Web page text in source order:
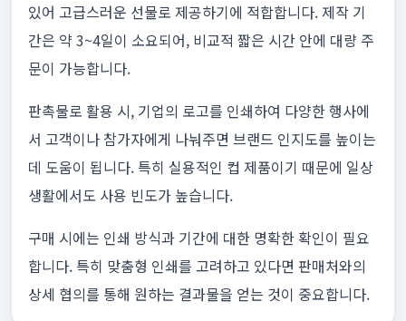
있어 고급스러운 선물로 제공하기에 적합합니다. 제작 기
간은 약 3~4일이 소요되어, 비교적 짧은 시간 안에 대량 주
문이 가능합니다.
판촉물로 활용 시, 기업의 로고를 인쇄하여 다양한 행사에
서 고객이나 참가자에게 나눠주면 브랜드 인지도를 높이는
데 도움이 됩니다. 특히 실용적인 컵 제품이기 때문에 일상
생활에서도 사용 빈도가 높습니다.
구매 시에는 인쇄 방식과 기간에 대한 명확한 확인이 필요
합니다. 특히 맞춤형 인쇄를 고려하고 있다면 판매처와의
상세 협의를 통해 원하는 결과물을 얻는 것이 중요합니다.